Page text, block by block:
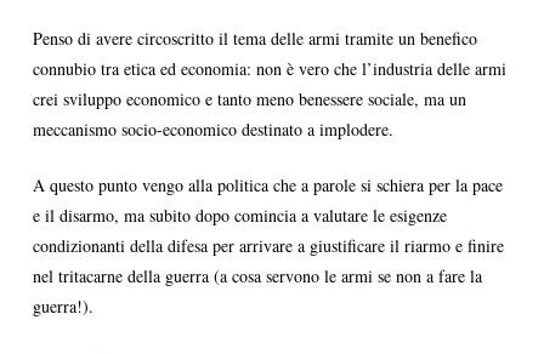
Penso di avere circoscritto il tema delle armi tramite un benefico
connubio tra etica ed economia: non è vero che l’industria delle armi
crei sviluppo economico e tanto meno benessere sociale, ma un
meccanismo socio-economico destinato a implodere.
A questo punto vengo alla politica che a parole si schiera per la pace
e il disarmo, ma subito dopo comincia a valutare le esigenze
condizionanti della difesa per arrivare a giustificare il riarmo e finire
nel tritacarne della guerra (a cosa servono le armi se non a fare la
guerra!).